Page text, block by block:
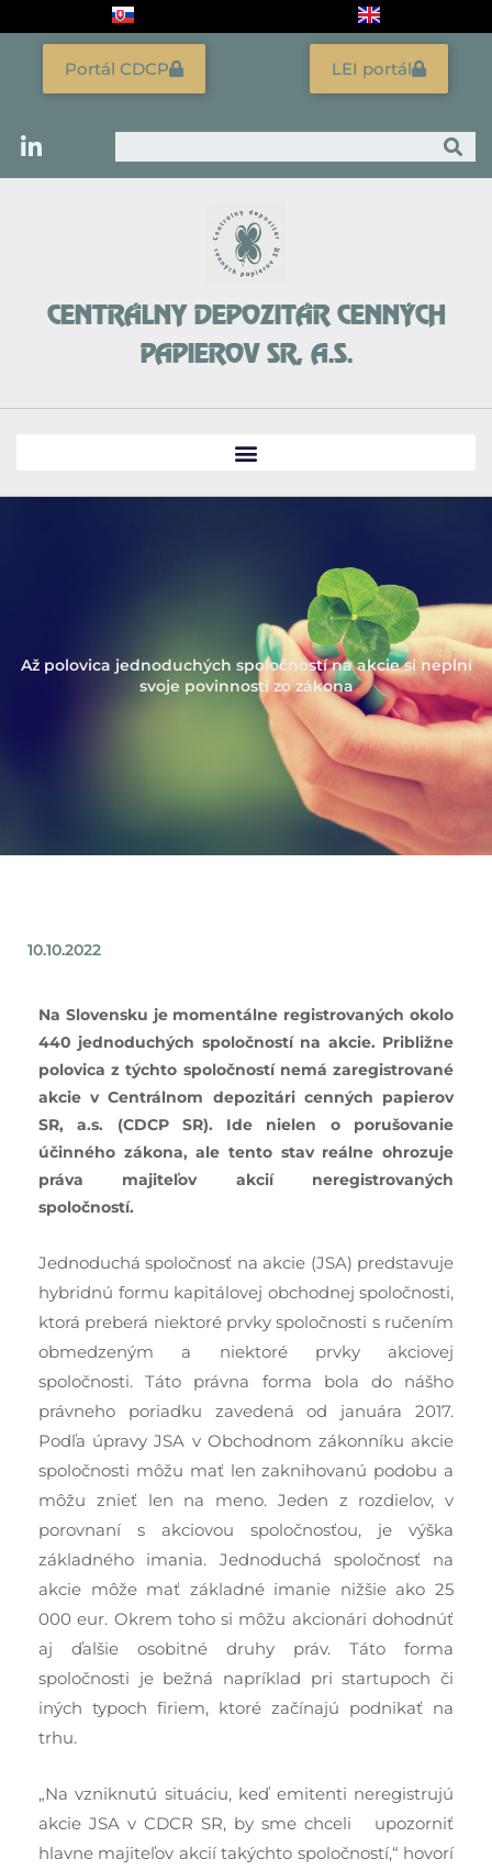
Vyhľadať
LEI portál
Portál CDCP
CENTRÁLNY DEPOZITÁR CENNÝCH
PAPIEROV SR, A.S.
Až polovica jednoduchých spoločností na akcie si neplní
svoje povinnosti zo zákona
10.10.2022
Na Slovensku je momentálne registrovaných okolo
440 jednoduchých spoločností na akcie. Približne
polovica z týchto spoločností nemá zaregistrované
akcie v Centrálnom depozitári cenných papierov
SR, a.s. (CDCP SR). Ide nielen o porušovanie
účinného zákona, ale tento stav reálne ohrozuje
práva majiteľov akcií neregistrovaných
spoločností.
Jednoduchá spoločnosť na akcie (JSA) predstavuje
hybridnú formu kapitálovej obchodnej spoločnosti,
ktorá preberá niektoré prvky spoločnosti s ručením
obmedzeným a niektoré prvky akciovej
spoločnosti. Táto právna forma bola do nášho
právneho poriadku zavedená od januára 2017.
Podľa úpravy JSA v Obchodnom zákonníku akcie
spoločnosti môžu mať len zaknihovanú podobu a
môžu znieť len na meno. Jeden z rozdielov, v
porovnaní s akciovou spoločnosťou, je výška
základného imania. Jednoduchá spoločnosť na
akcie môže mať základné imanie nižšie ako 25
000 eur. Okrem toho si môžu akcionári dohodnúť
aj ďalšie osobitné druhy práv. Táto forma
spoločnosti je bežná napríklad pri startupoch či
iných typoch firiem, ktoré začínajú podnikať na
trhu.
„Na vzniknutú situáciu, keď emitenti neregistrujú
akcie JSA v CDCR SR, by sme chceli upozorniť
hlavne majiteľov akcií takýchto spoločností,“ hovorí